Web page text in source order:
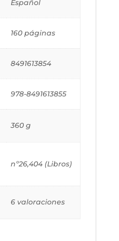
Español
160 páginas
8491613854
978-8491613855
360 g
nº26,404 (Libros)
6 valoraciones